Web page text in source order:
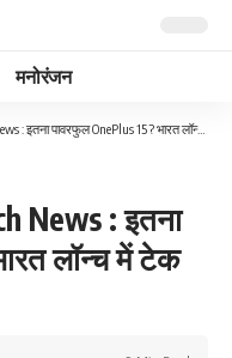
मनोरंजन
OnePlus 15 ? भारत लॉन्च में टेक दुनिया हिल गई!
News : इतना
लॉन्च में टेक